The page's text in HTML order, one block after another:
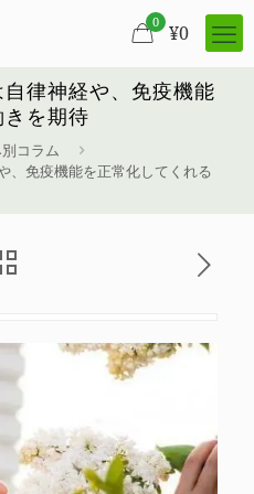
0 ¥0
律神経や、免疫機能
を期待
コラム
、免疫機能を正常化してくれる